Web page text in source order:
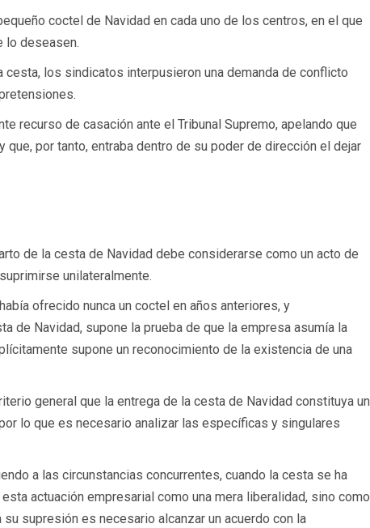
coctel de Navidad en cada uno de los centros, en el que
lo deseasen.
los sindicatos interpusieron una demanda de conflicto
recurso de casación ante el Tribunal Supremo, apelando que
por tanto, entraba dentro de su poder de dirección el dejar
de la cesta de Navidad debe considerarse como un acto de
unilateralmente.
ofrecido nunca un coctel en años anteriores, y
de Navidad, supone la prueba de que la empresa asumía la
supone un reconocimiento de la existencia de una
general que la entrega de la cesta de Navidad constituya un
lo que es necesario analizar las específicas y singulares
a las circunstancias concurrentes, cuando la cesta se ha
actuación empresarial como una mera liberalidad, sino como
supresión es necesario alcanzar un acuerdo con la